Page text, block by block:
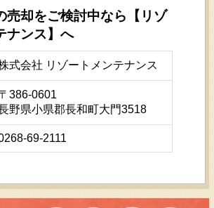
売却をご検討中なら【リゾ
ナンス】へ
式会社 リゾートメンテナンス
386-0601
野県小県郡長和町大門3518
69-2111